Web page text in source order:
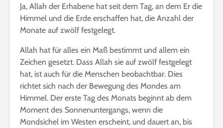
Ja, Allah der Erhabene hat seit dem Tag, an dem Er die
Himmel und die Erde erschaffen hat, die Anzahl der
Monate auf zwölf festgelegt.
Allah hat für alles ein Maß bestimmt und allem ein
Zeichen gesetzt. Dass Allah sie auf zwölf festgelegt
hat, ist auch für die Menschen beobachtbar. Dies
richtet sich nach der Bewegung des Mondes am
Himmel. Der erste Tag des Monats beginnt ab dem
Moment des Sonnenuntergangs, wenn die
Mondsichel im Westen erscheint, und dauert an, bis